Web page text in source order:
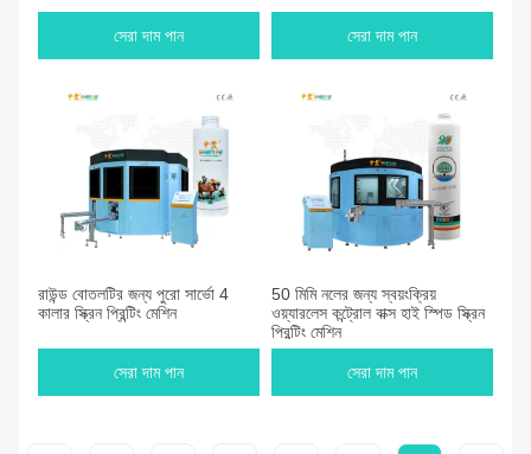
সেরা দাম পান সেরা দাম পান
রাউন্ড বোতলটির জন্য পুরো সার্ভো 4
কালার স্ক্রিন প্রিন্টিং মেশিন
সেরা দাম পান
50 মিমি নলের জন্য স্বয়ংক্রিয়
ওয়্যারলেস কন্ট্রোল বাক্স হাই স্পিড স্ক্রিন
প্রিন্টিং মেশিন
সেরা দাম পান